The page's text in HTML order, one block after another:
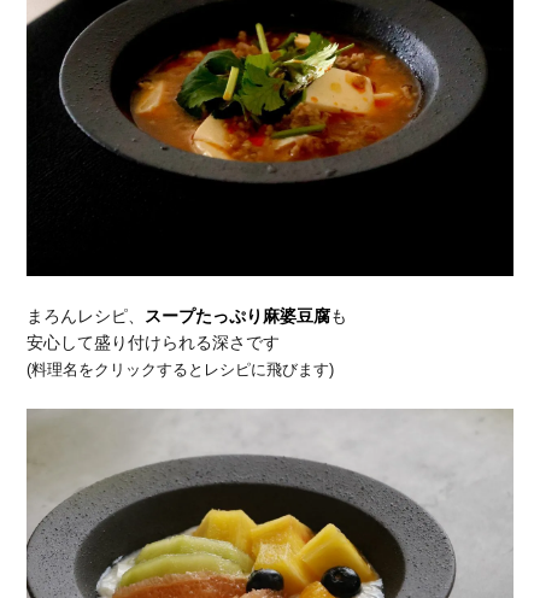
まろんレシピ、 スープたっぷり麻婆豆腐も
安心して盛り付けられる深さです
(料理名をクリックするとレシピに飛びます)